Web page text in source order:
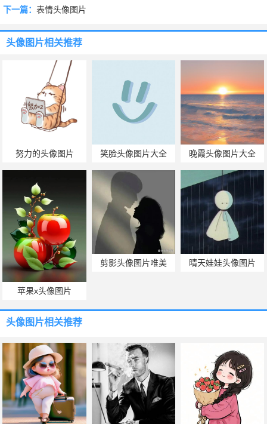
下一篇： 表情头像图片
头像图片相关推荐
努力的头像图片 笑脸头像图片大全 晚霞头像图片大全
苹果x头像图片
剪影头像图片唯美 晴天娃娃头像图片
头像图片相关推荐